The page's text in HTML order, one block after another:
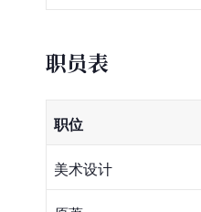
职员表
职位
美术设计